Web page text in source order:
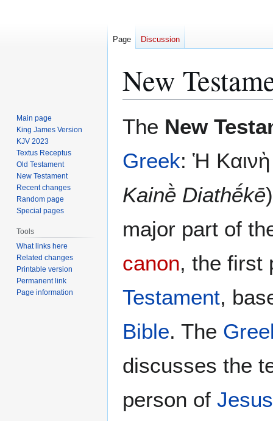
New
The New
Greek: Ἡ
Kainḕ Diathḗkē
major part of
canon, the first
Testament,
Bible. The
discusses the
person of Jesus
Page Discussion
Main page
King James Version
KJV 2023
Textus Receptus
Old Testament
New Testament
Recent changes
Random page
Special pages
Tools
What links here
Related changes
Printable version
Permanent link
Page information